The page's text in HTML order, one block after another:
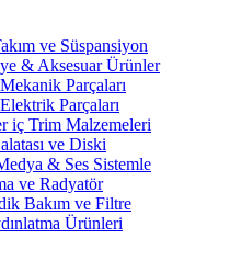
ve Süspansiyon
& Aksesuar Ürünler
Parçaları
Parçaları
iç Trim Malzemeleri
ve Diski
& Ses Sistemle
ve Radyatör
Bakım ve Filtre
Ürünleri